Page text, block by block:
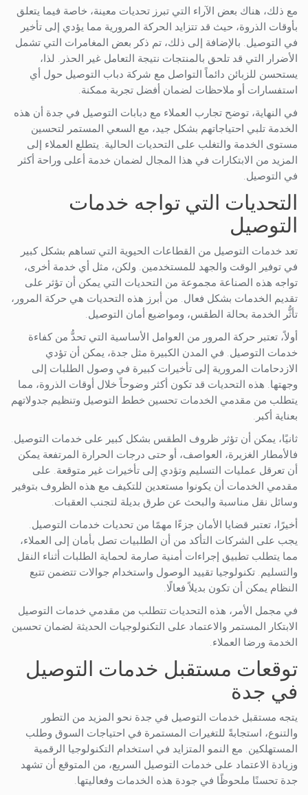
مع ذلك، هناك بعض الآراء التي تبرز تحديات معينة، خاصة فيما يتعلق
بأوقات الذروة، حيث قد تتزايد الحركة المرورية مما يؤدي إلى تأخير
في التوصيل. بالإضافة إلى ذلك، تم ذكر بعض المغامرات التي تشمل
الأضرار التي قد تلحق بالمنتجات نتيجة التعامل غير الحذر. لذا،
يستحسن للزبائن دائماً التواصل مع شركة دباب التوصيل حول أي
استفسارات أو ملاحظات لضمان أفضل تجربة ممكنة.
في النهاية، توضح تجارب العملاء مع دبابات التوصيل في جدة أن هذه
الخدمة تلبي احتياجاتهم بشكل جيد، مع السعي المستمر لتحسين
مستوى الخدمة والتغلب على التحديات الحالية. يتطلع العملاء إلى
المزيد من الابتكارات في هذا المجال لضمان خدمة أعلى وراحة أكثر
في التوصيل.
التحديات التي تواجه خدمات
التوصيل
تعد خدمات التوصيل من القطاعات الحيوية التي تساهم بشكل كبير
في توفير الوقت والجهد للمستخدمين. ولكن، مثل أي خدمة أخرى،
تواجه هذه الصناعة مجموعة من التحديات التي يمكن أن تؤثر على
تقديم الخدمات بشكل فعال. من أبرز هذه التحديات هي حركة المرور،
تأثُّر الخدمة بحالة الطقس، ومواضيع أمان التوصيل.
أولاً، تعتبر حركة المرور من العوامل الأساسية التي تحدُّ من كفاءة
خدمات التوصيل. في المدن الكبيرة مثل جدة، يمكن أن تؤدي
الازدحامات المرورية إلى تأخيرات كبيرة في وصول الطلبات إلى
وجهتها. هذه التحديات قد تكون أكثر وضوحاً خلال أوقات الذروة، مما
يتطلب من مقدمي الخدمات تحسين خطط التوصيل وتنظيم جدولاتهم
بعناية أكبر.
ثانيًا، يمكن أن تؤثر ظروف الطقس بشكل كبير على خدمات التوصيل.
فالأمطار الغزيرة، العواصف، أو حتى درجات الحرارة المرتفعة يمكن
أن تعرقل عمليات التسليم وتؤدي إلى تأخيرات غير متوقعة. على
مقدمي الخدمات أن يكونوا مستعدين للتكيف مع هذه الظروف بتوفير
وسائل نقل مناسبة والبحث عن طرق بديلة لتجنب العقبات.
أخيرًا، تعتبر قضايا الأمان جزءًا مهمًا من تحديات خدمات التوصيل.
يجب على الشركات التأكد من أن الطلبيات تصل بأمان إلى العملاء،
مما يتطلب تطبيق إجراءات أمنية صارمة لحماية الطلبات أثناء النقل
والتسليم. تكنولوجيا تقييد الوصول واستخدام جوالات تتضمن تتبع
النظام يمكن أن تكون بديلاً فعالًا.
في مجمل الأمر، هذه التحديات تتطلب من مقدمي خدمات التوصيل
الابتكار المستمر والاعتماد على التكنولوجيات الحديثة لضمان تحسين
الخدمة ورضا العملاء.
توقعات مستقبل خدمات التوصيل
في جدة
يتجه مستقبل خدمات التوصيل في جدة نحو المزيد من التطور
والتنوع، استجابةً للتغيرات المستمرة في احتياجات السوق وطلب
المستهلكين. مع النمو المتزايد في استخدام التكنولوجيا الرقمية
وزيادة الاعتماد على خدمات التوصيل السريع، من المتوقع أن تشهد
جدة تحسنًا ملحوظًا في جودة هذه الخدمات وفعاليتها.